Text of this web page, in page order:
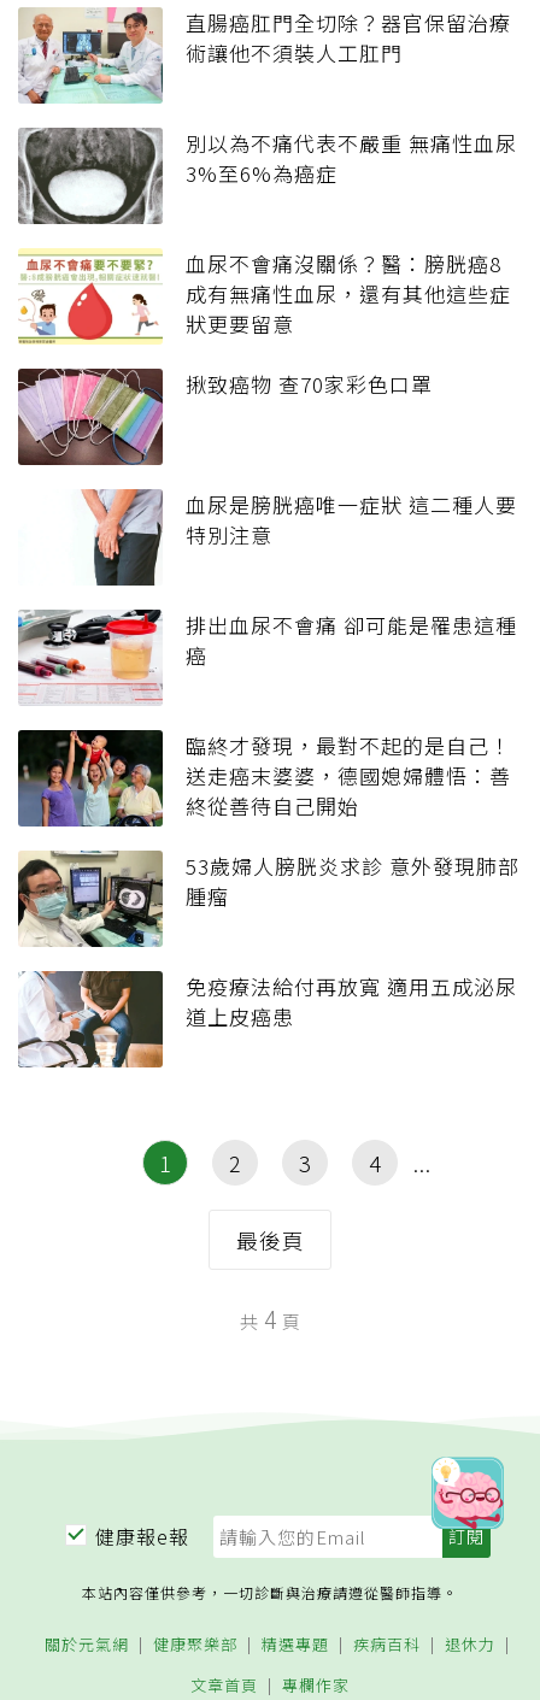
直腸癌肛門全切除？器官保留治療
術讓他不須裝人工肛門
別以為不痛代表不嚴重 無痛性血尿
3%至6%為癌症
血尿不會痛沒關係？醫：膀胱癌8
成有無痛性血尿，還有其他這些症
狀更要留意
揪致癌物 查70家彩色口罩
血尿是膀胱癌唯一症狀 這二種人要
特別注意
排出血尿不會痛 卻可能是罹患這種
癌
臨終才發現，最對不起的是自己！
送走癌末婆婆，德國媳婦體悟：善
終從善待自己開始
53歲婦人膀胱炎求診 意外發現肺部
腫瘤
免疫療法給付再放寬 適用五成泌尿
道上皮癌患
1 2 3 4
最後頁
共 4 頁
健康報e報
本站內容僅供參考，一切診斷與治療請遵從醫師指導。
關於元氣網 健康聚樂部 精選專題 疾病百科
退休力
文章首頁
專欄作家